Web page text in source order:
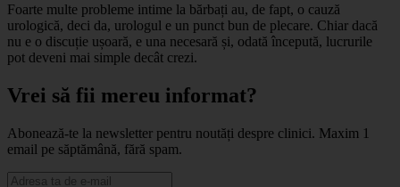
Foarte multe probleme intime la bărbați au, de fapt, o cauză
urologică, deci da, urologul e un punct bun de plecare. Chiar dacă
nu e o discuție ușoară, e una necesară și, odată începută, lucrurile
pot deveni mai simple decât crezi.
Vrei să fii mereu informat?
Abonează-te la newsletter pentru noutăți despre clinici. Maxim 1
email pe săptămână, fără spam.